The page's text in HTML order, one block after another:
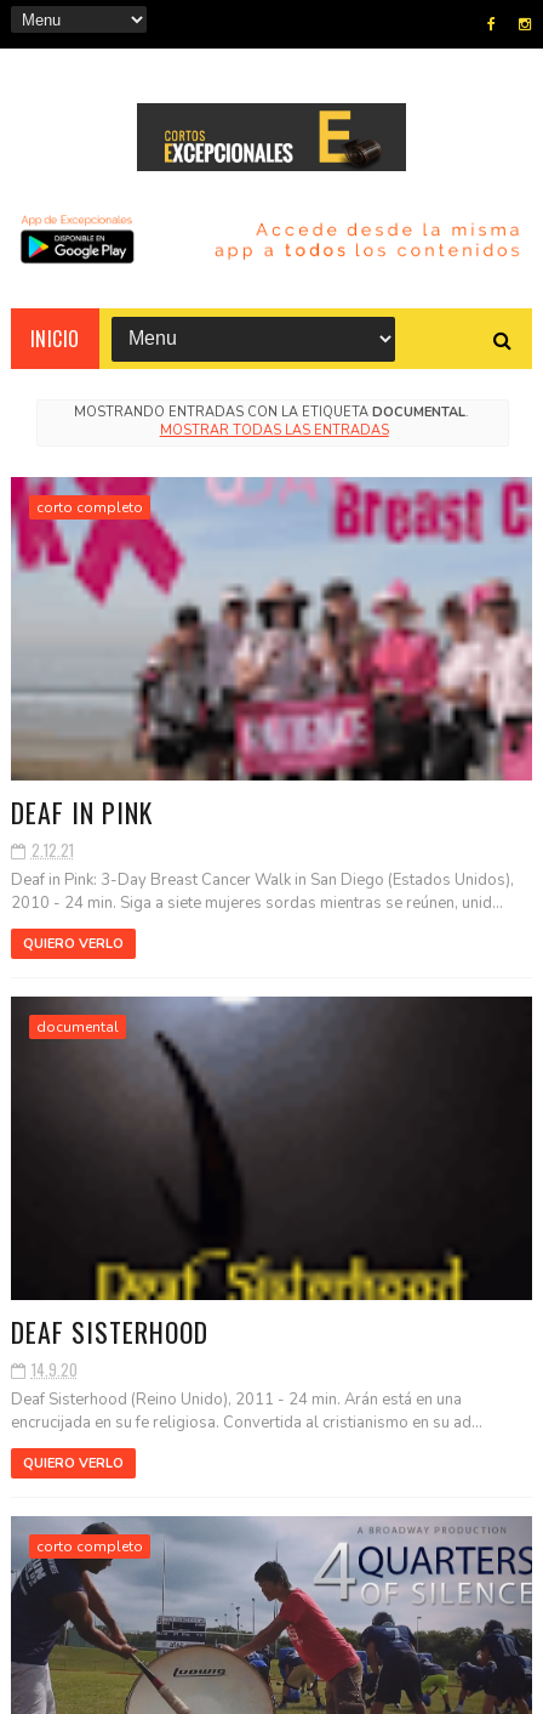
INICIO
MOSTRANDO ENTRADAS CON LA ETIQUETA DOCUMENTAL.
MOSTRAR TODAS LAS ENTRADAS
corto completo
DEAF IN PINK
2.12.21
Deaf in Pink: 3-Day Breast Cancer Walk in San Diego (Estados Unidos),
2010 - 24 min. Siga a siete mujeres sordas mientras se reúnen, unid...
QUIERO VERLO
documental
DEAF SISTERHOOD
14.9.20
Deaf Sisterhood (Reino Unido), 2011 - 24 min. Arán está en una
encrucijada en su fe religiosa. Convertida al cristianismo en su ad...
QUIERO VERLO
corto completo